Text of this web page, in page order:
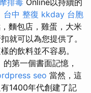
排毒 Online以持續的
台中 整復 kkday 台胞
麵包店，雞蛋，大米
就可以為您提供了。
的飲料並不容易。
第一個書面記憶，
seo 當然，這
1400年代創建了記